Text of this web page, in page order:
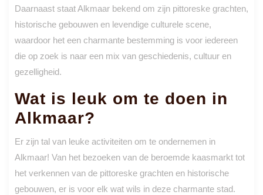
Daarnaast staat Alkmaar bekend om zijn pittoreske grachten,
historische gebouwen en levendige culturele scene,
waardoor het een charmante bestemming is voor iedereen
die op zoek is naar een mix van geschiedenis, cultuur en
gezelligheid.
Wat is leuk om te doen in
Alkmaar?
Er zijn tal van leuke activiteiten om te ondernemen in
Alkmaar! Van het bezoeken van de beroemde kaasmarkt tot
het verkennen van de pittoreske grachten en historische
gebouwen, er is voor elk wat wils in deze charmante stad.